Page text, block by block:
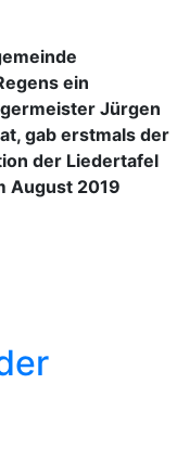
ein
Jürgen
gab erstmals der
der Liedertafel
August 2019